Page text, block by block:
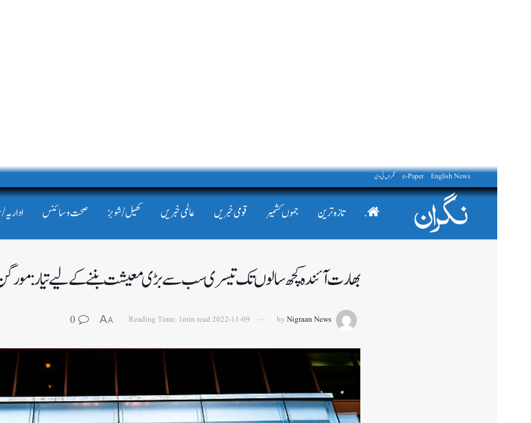
English News
e-Paper نگراں ٹی وی
. تازہ ترین جموں کشمیر قومی خبریں عالمی خبریں کھیل/شوبز صحت و سائنس
بھارت آئندہ کچھ سالوں تک تیسری سب سے بڑی معیشت بننے کے لیے تیار : مورگن
by Nigraan News
2022-11-09
Reading Time: 1min read
A
A